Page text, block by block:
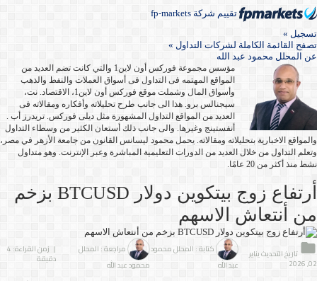
تقييم شركة fp-markets
تسجيل »
تصفح القائمة الكاملة لشركات التداول »
عن المحلل محمود عبد الله
مؤسس مجموعة فوركس أون لاين1 والتي كانت تضم العديد من
المواقع المهتمه فى التداول فى أسواق العملات والنفط والذهب
وأسواق المال وشملت موقع فوركس أون لاين1، الاقتصاد. نت،
سيجنالس برو. هذا الى جانب طرح تحليلاته وأفكاره ومقالاته فى
العديد من المواقع التداول المشهورة مثل ديلى فوركس. تريدرز أب .
أنفستينج وغيرها. والى جانب ذلك أستعان الكثير من وسطاء التداول
والمواقع الاخبارية بتحليلاته ومقالاته. يحمل محمود ليسانس القانون من جامعة الأزهر في مصر،
وتعلم التداول من خلال العديد من الدورات التعليمية المباشرة وعبر الإنترنت. وهو متداول
نشط منذ أكثر من 20 عامًا.
أرتفاع زوج بيتكوين دولار BTCUSD بزخم
من أنتعاش الاسهم
تاريخ التحديث يناير
02, 2026
كتابة : المحلل محمود
عبد الله
مراجعة : المحلل
محمود عبد الله
| زمن القراءة: 4
دقيقة